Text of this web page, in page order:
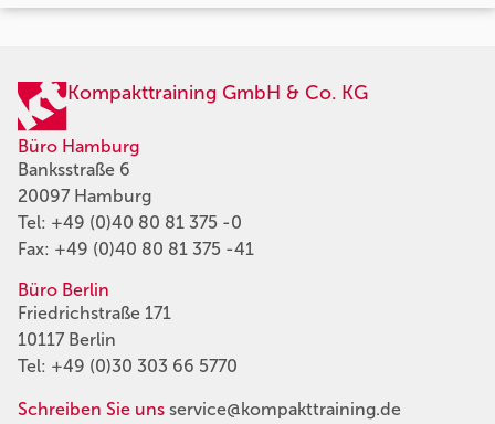
Kompakttraining GmbH & Co. KG
Büro Hamburg
Banksstraße 6
20097 Hamburg
Tel: +49 (0)40 80 81 375 -0
Fax: +49 (0)40 80 81 375 -41
Büro Berlin
Friedrichstraße 171
10117 Berlin
Tel: +49 (0)30 303 66 5770
Schreiben Sie uns service@kompakttraining.de